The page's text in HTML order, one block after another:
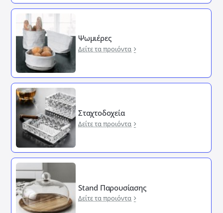
Ψωμιέρες
Δείτε τα προιόντα
Σταχτοδοχεία
Δείτε τα προιόντα
Stand Παρουσίασης
Δείτε τα προιόντα